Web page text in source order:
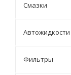
Смазки
Автожидкости
Фильтры